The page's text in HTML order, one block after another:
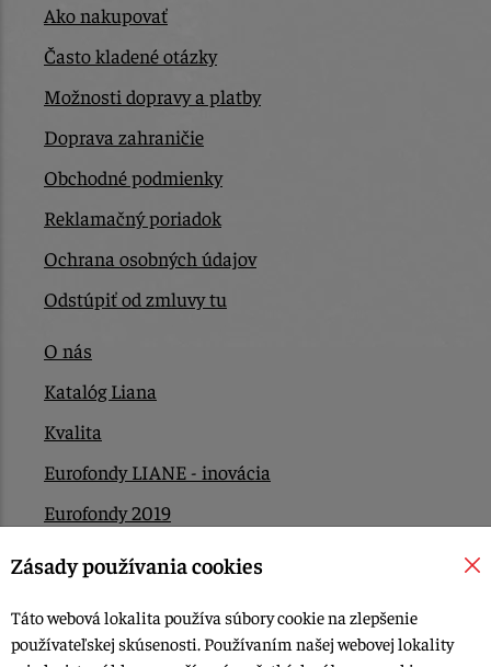
Ako nakupovať
Často kladené otázky
Možnosti dopravy a platby
Doprava zahraničie
Obchodné podmienky
Reklamačný poriadok
Ochrana osobných údajov
Odstúpiť od zmluvy tu
O nás
Katalóg Liana
Kvalita
Eurofondy LIANE - inovácia
Eurofondy 2019
Eurofondy 2022/2023
Kontakt
Zásady používania cookies
Táto webová lokalita používa súbory cookie na zlepšenie
používateľskej skúsenosti. Používaním našej webovej lokality